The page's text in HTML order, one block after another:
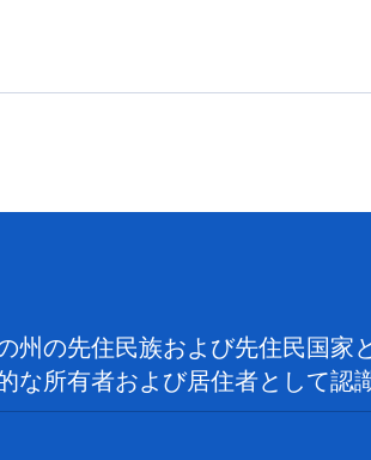
州の先住民族および先住民国家
所有者および居住者として認